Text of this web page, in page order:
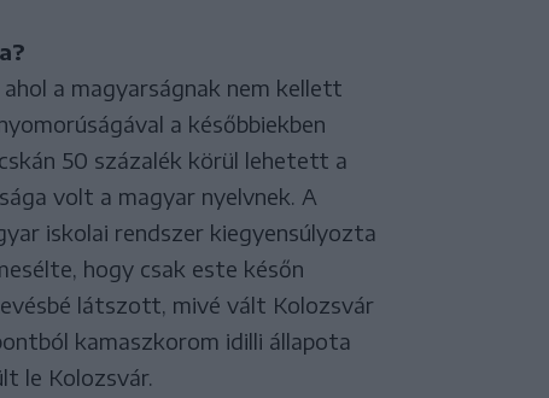
a magyarságnak nem kellett
a későbbiekben
50 százalék körül lehetett a
volt a magyar nyelvnek. A
iskolai rendszer kiegyensúlyozta
hogy csak este későn
látszott, mivé vált Kolozsvár
kamaszkorom idilli állapota
le Kolozsvár.